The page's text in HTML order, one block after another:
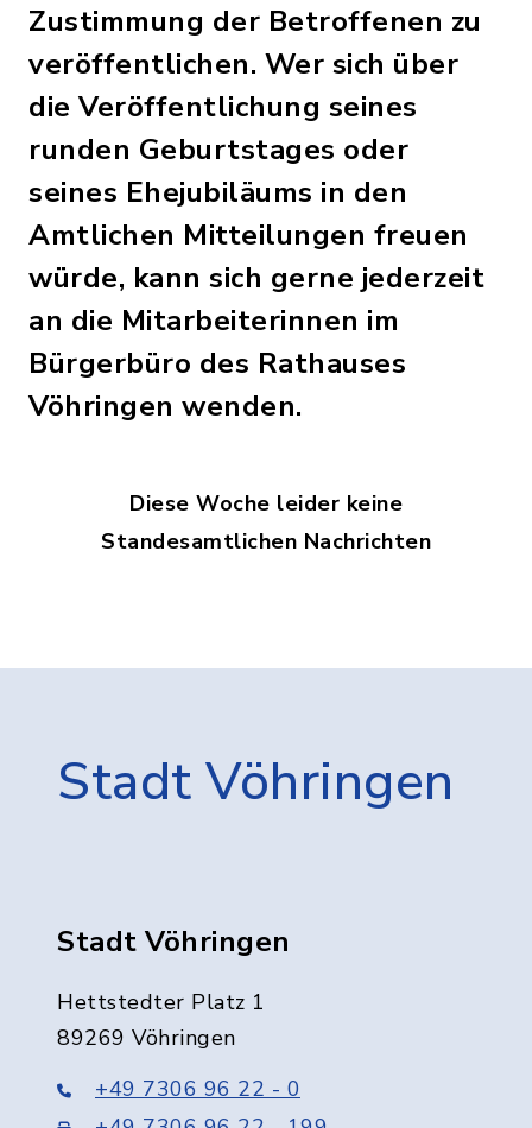
Zustimmung der Betroffenen zu
veröffentlichen. Wer sich über
die Veröffentlichung seines
runden Geburtstages oder
seines Ehejubiläums in den
Amtlichen Mitteilungen freuen
würde, kann sich gerne jederzeit
an die Mitarbeiterinnen im
Bürgerbüro des Rathauses
Vöhringen wenden.
Diese Woche leider keine
Standesamtlichen Nachrichten
Stadt Vöhringen
Stadt Vöhringen
Hettstedter Platz 1
89269 Vöhringen
+49 7306 96 22 - 0